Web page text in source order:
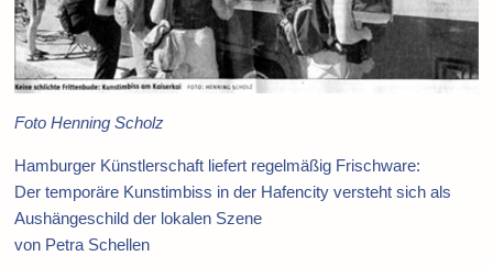
Foto Henning Scholz
Hamburger Künstlerschaft liefert regelmäßig Frischware:
Der temporäre Kunstimbiss in der Hafencity versteht sich als
Aushängeschild der lokalen Szene
von Petra Schellen